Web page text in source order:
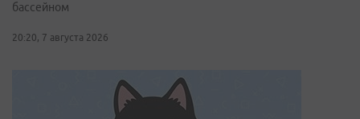
бассейном
20:20, 7 августа 2026